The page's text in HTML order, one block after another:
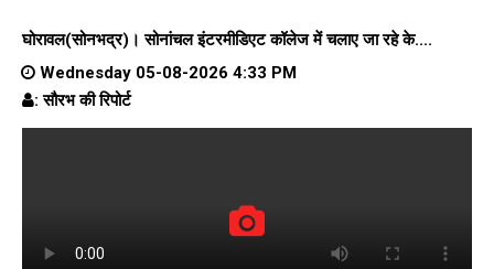
घोरावल(सोनभद्र)। सोनांचल इंटरमीडिएट कॉलेजमें चलाए जा रहे के....
Wednesday 05-08-2026 4:33 PM
: सौरभ की रिपोर्ट